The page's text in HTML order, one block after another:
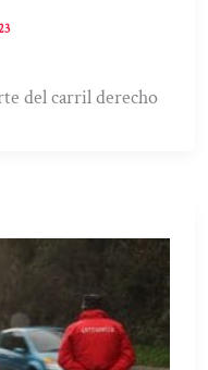
del carril derecho